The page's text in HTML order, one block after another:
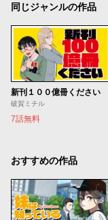
同じジャンルの作品
新刊１００億冊ください
破賀ミチル
7話無料
おすすめの作品